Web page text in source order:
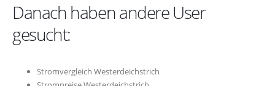
Danach haben andere User
gesucht:
Stromvergleich Westerdeichstrich